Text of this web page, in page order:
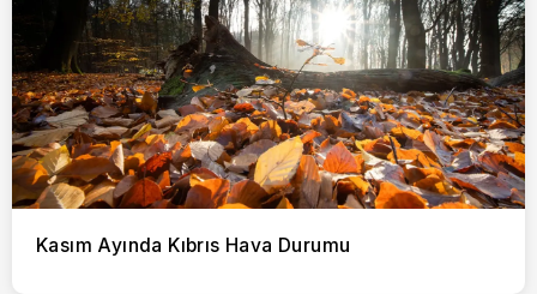
Kasım Ayında Kıbrıs Hava Durumu